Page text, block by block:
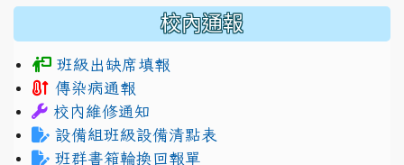
校內通報
班級出缺席填報
傳染病通報
校內維修通知
設備組班級設備清點表
班群書箱輪換回報單